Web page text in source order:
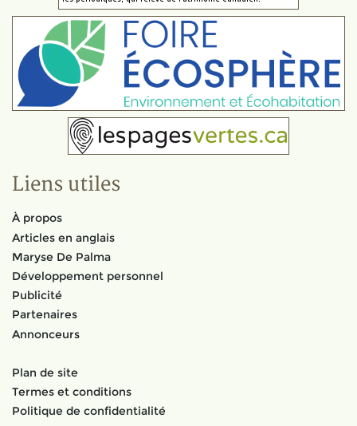
Liens utiles
À propos
Articles en anglais
Maryse De Palma
Développement personnel
Publicité
Partenaires
Annonceurs
Plan de site
Termes et conditions
Politique de confidentialité